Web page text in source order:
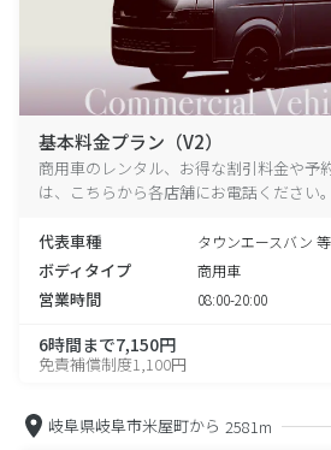
基本料金プラン（V2）
商用車のレンタル、お得な割引料金や予
は、こちらから各店舗にお電話ください。
代表車種 タウンエースバン 等
ボディタイプ 商用車
営業時間 08:00-20:00
6時間まで7,150円
免責補償制度1,100円
岐阜県岐阜市米屋町から 2581m